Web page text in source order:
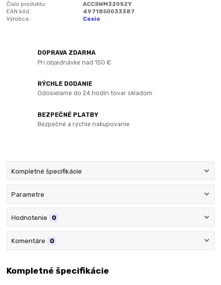
Číslo produktu:
ACCSWM320S2Y
EAN kód:
4971850033387
Výrobca:
Casio
DOPRAVA ZDARMA
Pri objednávke nad 150 €
RÝCHLE DODANIE
Odosielame do 24 hodín tovar skladom
BEZPEČNÉ PLATBY
Bezpečné a rýchle nakupovanie
Kompletné špecifikácie
Parametre
Hodnotenie 0
Komentáre 0
Kompletné špecifikácie